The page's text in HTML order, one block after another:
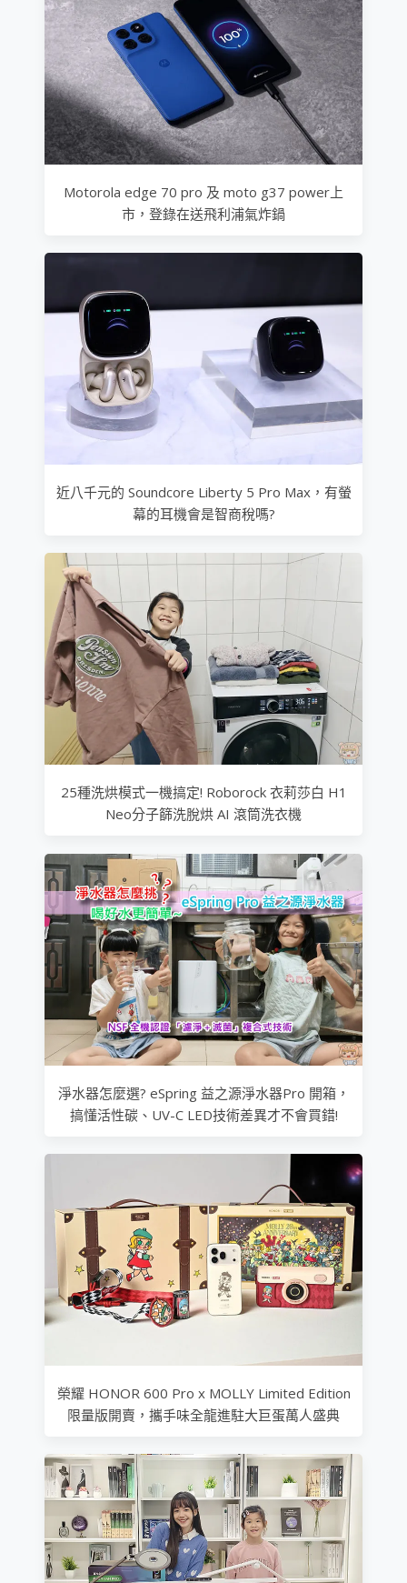
Motorola edge 70 pro 及 moto g37 power上
市，登錄在送飛利浦氣炸鍋
近八千元的 Soundcore Liberty 5 Pro Max，有螢
幕的耳機會是智商稅嗎?
25種洗烘模式一機搞定! Roborock 衣莉莎白 H1
Neo分子篩洗脫烘 AI 滾筒洗衣機
淨水器怎麼選? eSpring 益之源淨水器Pro 開箱，
搞懂活性碳、UV-C LED技術差異才不會買錯!
榮耀 HONOR 600 Pro x MOLLY Limited Edition
限量版開賣，攜手味全龍進駐大巨蛋萬人盛典